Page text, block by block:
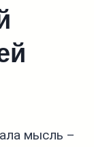
мысль –